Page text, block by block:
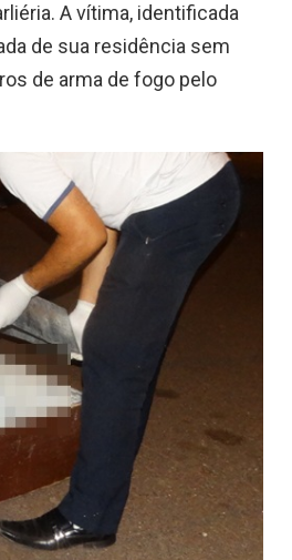
A vítima, identificada
de sua residência sem
de arma de fogo pelo